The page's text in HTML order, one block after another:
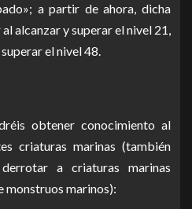
a partir de ahora, dicha
alcanzar y superar el nivel 21,
el nivel 48.
obtener conocimiento al
criaturas marinas (también
a criaturas marinas
monstruos marinos):